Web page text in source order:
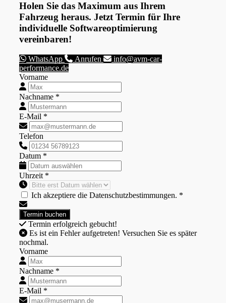
Holen Sie das Maximum aus Ihrem
Fahrzeug heraus. Jetzt Termin für Ihre
individuelle Softwareoptimierung
vereinbaren!
WhatsApp Anrufen
info@avm-car-
performance.de
Vorname
Nachname *
E-Mail *
Telefon
Datum *
Uhrzeit *
Ich akzeptiere die Datenschutzbestimmungen. *
Termin erfolgreich gebucht!
nochmal.
Vorname
Nachname *
E-Mail *